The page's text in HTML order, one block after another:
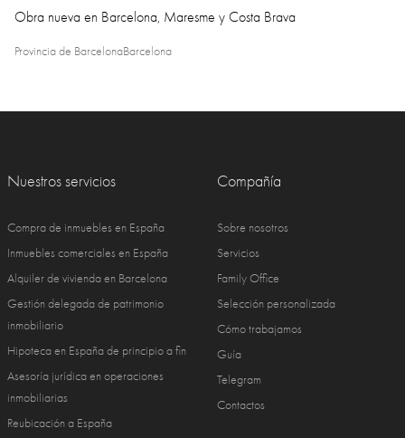
Obra nueva en Barcelona, Maresme y Costa Brava
Provincia de BarcelonaBarcelona
Nuestros servicios
Compra de inmuebles en España
Inmuebles comerciales en España
Alquiler de vivienda en Barcelona
Gestión delegada de patrimonio
inmobiliario
Hipoteca en España de principio a fin
Asesoría jurídica en operaciones
inmobiliarias
Reubicación a España
Compañía
Sobre nosotros
Servicios
Family Office
Selección personalizada
Cómo trabajamos
Guía
Telegram
Contactos